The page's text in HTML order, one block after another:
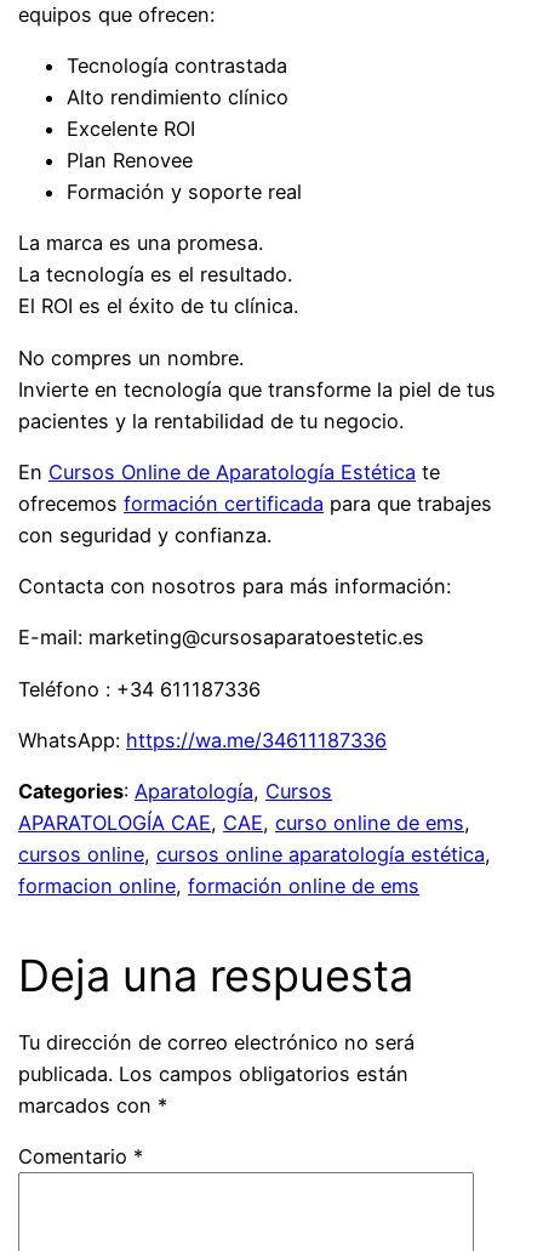
equipos que ofrecen:
Tecnología contrastada
Alto rendimiento clínico
Excelente ROI
Plan Renovee
Formación y soporte real
La marca es una promesa.
La tecnología es el resultado.
El ROI es el éxito de tu clínica.
No compres un nombre.
Invierte en tecnología que transforme la piel de tus
pacientes y la rentabilidad de tu negocio.
En Cursos Online de Aparatología Estética te
ofrecemosformación certificada para que trabajes
con seguridad y confianza.
Contacta con nosotros para más información:
E-mail: marketing@cursosaparatoestetic.es
Teléfono : +34 611187336
WhatsApp: https://wa.me/34611187336
Categories:Aparatología, Cursos
APARATOLOGÍA CAE, CAE, curso online de ems
cursos online, cursos online aparatología estética
formacion online, formación online de ems
Deja una respuesta
Tu dirección de correo electrónico no será
publicada. Los campos obligatorios están
marcados con *
Comentario *